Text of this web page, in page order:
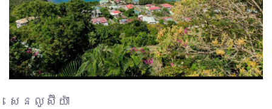
សេនលូស៊ីយ៉ា